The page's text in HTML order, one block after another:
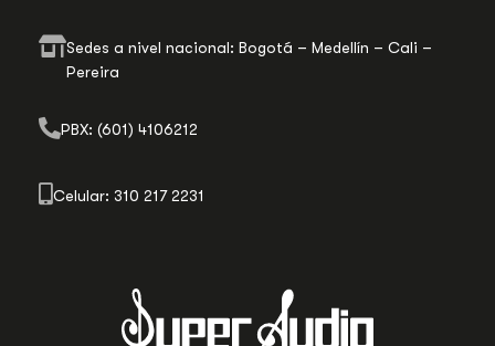
Sedes a nivel nacional: Bogotá – Medellín – Cali –
Pereira
PBX: (601) 4106212
Celular: 310 217 2231